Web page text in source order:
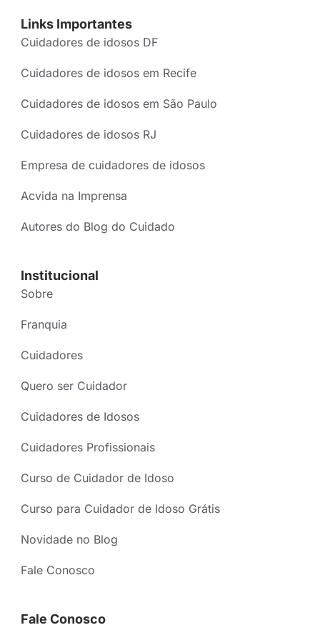
Links Importantes
Cuidadores de idosos DF
Cuidadores de idosos em Recife
Cuidadores de idosos em São Paulo
Cuidadores de idosos RJ
Empresa de cuidadores de idosos
Acvida na Imprensa
Autores do Blog do Cuidado
Institucional
Sobre
Franquia
Cuidadores
Quero ser Cuidador
Cuidadores de Idosos
Cuidadores Profissionais
Curso de Cuidador de Idoso
Curso para Cuidador de Idoso Grátis
Novidade no Blog
Fale Conosco
Fale Conosco